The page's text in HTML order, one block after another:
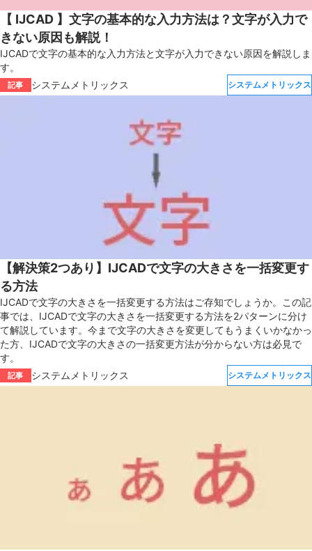
【 IJCAD 】文字の基本的な入力方法は？文字が入力で
きない原因も解説！
IJCADで文字の基本的な入力方法と文字が入力できない原因を解説しま
す。
記事 システムメトリックス システムメトリックス
【解決策2つあり】IJCADで文字の大きさを一括変更す
る方法
IJCADで文字の大きさを一括変更する方法はご存知でしょうか。この記
事では、IJCADで文字の大きさを一括変更する方法を2パターンに分け
て解説しています。今まで文字の大きさを変更してもうまくいかなかっ
た方、IJCADで文字の大きさの一括変更方法が分からない方は必見で
す。
記事 システムメトリックス システムメトリックス